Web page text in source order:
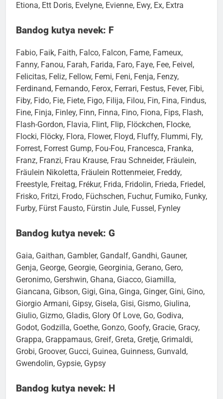
Etiona, Ett Doris, Evelyne, Evienne, Ewy, Ex, Extra
Bandog kutya nevek: F
Fabio, Faik, Faith, Falco, Falcon, Fame, Fameux,
Fanny, Fanou, Farah, Farida, Faro, Faye, Fee, Feivel,
Felicitas, Feliz, Fellow, Femi, Feni, Fenja, Fenzy,
Ferdinand, Fernando, Ferox, Ferrari, Festus, Fever, Fibi,
Fiby, Fido, Fie, Fiete, Figo, Filija, Filou, Fin, Fina, Findus,
Fine, Finja, Finley, Finn, Finna, Fino, Fiona, Fips, Flash,
Flash-Gordon, Flavia, Flint, Flip, Flöckchen, Flocke,
Flocki, Flöcky, Flora, Flower, Floyd, Fluffy, Flummi, Fly,
Forrest, Forrest Gump, Fou-Fou, Francesca, Franka,
Franz, Franzi, Frau Krause, Frau Schneider, Fräulein,
Fräulein Nikoletta, Fräulein Rottenmeier, Freddy,
Freestyle, Freitag, Frékur, Frida, Fridolin, Frieda, Friedel,
Frisko, Fritzi, Frodo, Füchschen, Fuchur, Fumiko, Funky,
Furby, Fürst Fausto, Fürstin Jule, Fussel, Fynley
Bandog kutya nevek: G
Gaia, Gaithan, Gambler, Gandalf, Gandhi, Gauner,
Genja, George, Georgie, Georginia, Gerano, Gero,
Geronimo, Gershwin, Ghana, Giacco, Giamilla,
Giancana, Gibson, Gigi, Gina, Ginga, Ginger, Gini, Gino,
Giorgio Armani, Gipsy, Gisela, Gisi, Gismo, Giulina,
Giulio, Gizmo, Gladis, Glory Of Love, Go, Godiva,
Godot, Godzilla, Goethe, Gonzo, Goofy, Gracie, Gracy,
Grappa, Grappamaus, Greif, Greta, Gretje, Grimaldi,
Grobi, Groover, Gucci, Guinea, Guinness, Gunvald,
Gwendolin, Gypsie, Gypsy
Bandog kutya nevek: H